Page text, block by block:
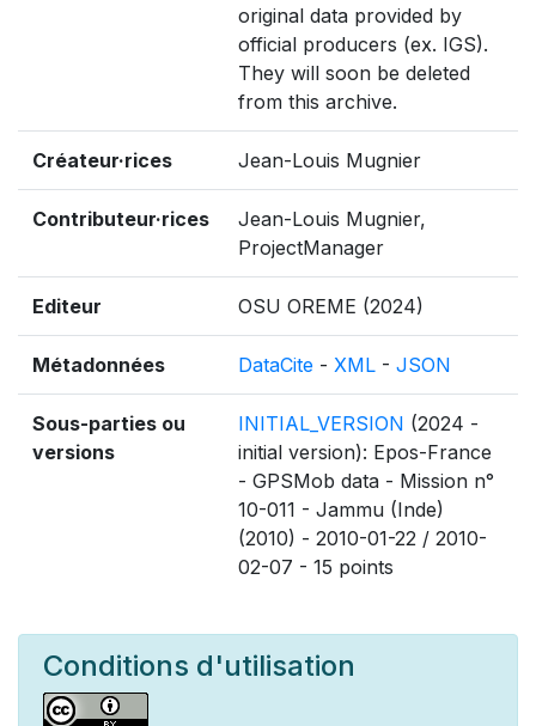
original data provided by
official producers (ex. IGS).
They will soon be deleted
from this archive.
Créateur·rices Jean-Louis Mugnier
Contributeur·rices
Jean-Louis Mugnier,
ProjectManager
Editeur OSU OREME (2024)
Métadonnées DataCite - XML - JSON
Sous-parties ou
versions
INITIAL_VERSION (2024 -
initial version): Epos-France
- GPSMob data - Mission n°
10-011 - Jammu (Inde)
(2010) - 2010-01-22 / 2010-
02-07 - 15 points
Conditions d'utilisation